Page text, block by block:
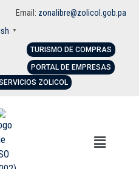
Email: zonalibre@zolicol.gob.pa
▼
TURISMO DE COMPRAS
PORTAL DE EMPRESAS
ZOLICOL